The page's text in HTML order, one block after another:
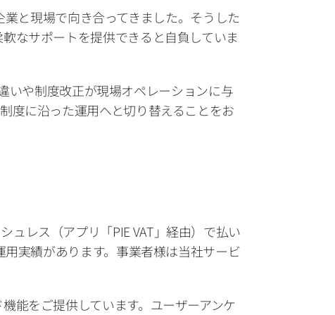
と現場で向き合ってきました。そうした
なサポートを提供できると自負していま
いや制度改正が現場オペレーションに与
度に沿った運用へと切り替えることをお
ュレス（アプリ「PIE VAT」経由）で払い
実績があります。事業者様は当社サービ
能をご提供しています。ユーザーアンケ